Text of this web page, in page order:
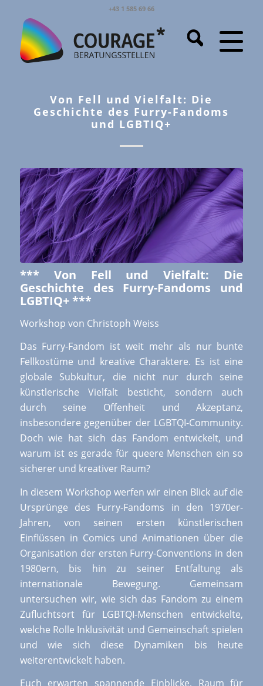
+43 1 585 69 66
Von Fell und Vielfalt: Die
Geschichte des Furry-Fandoms
und LGBTIQ+
*** Von Fell und Vielfalt: Die
Geschichte des Furry-Fandoms und
LGBTIQ+***
Workshop von Christoph Weiss
Das Furry-Fandom ist weit mehr als nur bunte
Fellkostüme und kreative Charaktere. Es ist eine
globale Subkultur, die nicht nur durch seine
künstlerische Vielfalt besticht, sondern auch
durch seine Offenheit und Akzeptanz,
insbesondere gegenüber der LGBTQI-Community.
Doch wie hat sich das Fandom entwickelt, und
warum ist es gerade für queere Menschen ein so
sicherer und kreativer Raum?
In diesem Workshop werfen wir einen Blick auf die
Ursprünge des Furry-Fandoms in den 1970er-
Jahren, von seinen ersten künstlerischen
Einflüssen in Comics und Animationen über die
Organisation der ersten Furry-Conventions in den
1980ern, bis hin zu seiner Entfaltung als
internationale Bewegung. Gemeinsam
untersuchen wir, wie sich das Fandom zu einem
Zufluchtsort für LGBTQI-Menschen entwickelte,
welche Rolle Inklusivität und Gemeinschaft spielen
und wie sich diese Dynamiken bis heute
weiterentwickelt haben.
Euch erwarten spannende Einblicke, Raum für